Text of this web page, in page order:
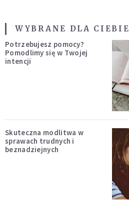
WYBRANE DLA CIEBIE
Potrzebujesz pomocy?
Pomodlimy się w Twojej
intencji
Skuteczna modlitwa w
sprawach trudnych i
beznadziejnych